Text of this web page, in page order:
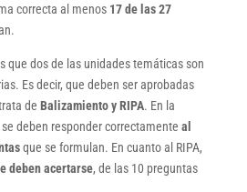
correcta al menos 17 de las 27
que dos de las unidades temáticas son
Es decir, que deben ser aprobadas
de Balizamiento y RIPA. En la
deben responder correctamente al
que se formulan. En cuanto al RIPA,
deben acertarse, de las 10 preguntas